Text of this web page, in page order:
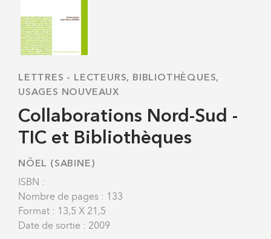
LETTRES -
LECTEURS, BIBLIOTHÈQUES,
USAGES NOUVEAUX
Collaborations Nord-Sud -
TIC et Bibliothèques
NÖEL (SABINE)
ISBN :
Nombre de pages : 133
Format : 13,5 X 21,5
Date de sortie : 2009